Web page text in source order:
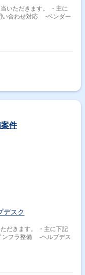
いただきます。 ・主に
い合わせ対応 ‐ベンダー
件
デスク
だきます。 ・主に下記
ンフラ整備 ‐ヘルプデス